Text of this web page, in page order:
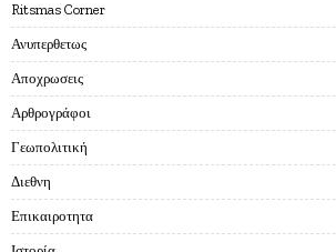
Ritsmas Corner
Ανυπερθετως
Αποχρωσεις
Αρθρογράφοι
Γεωπολιτική
Διεθνη
Επικαιροτητα